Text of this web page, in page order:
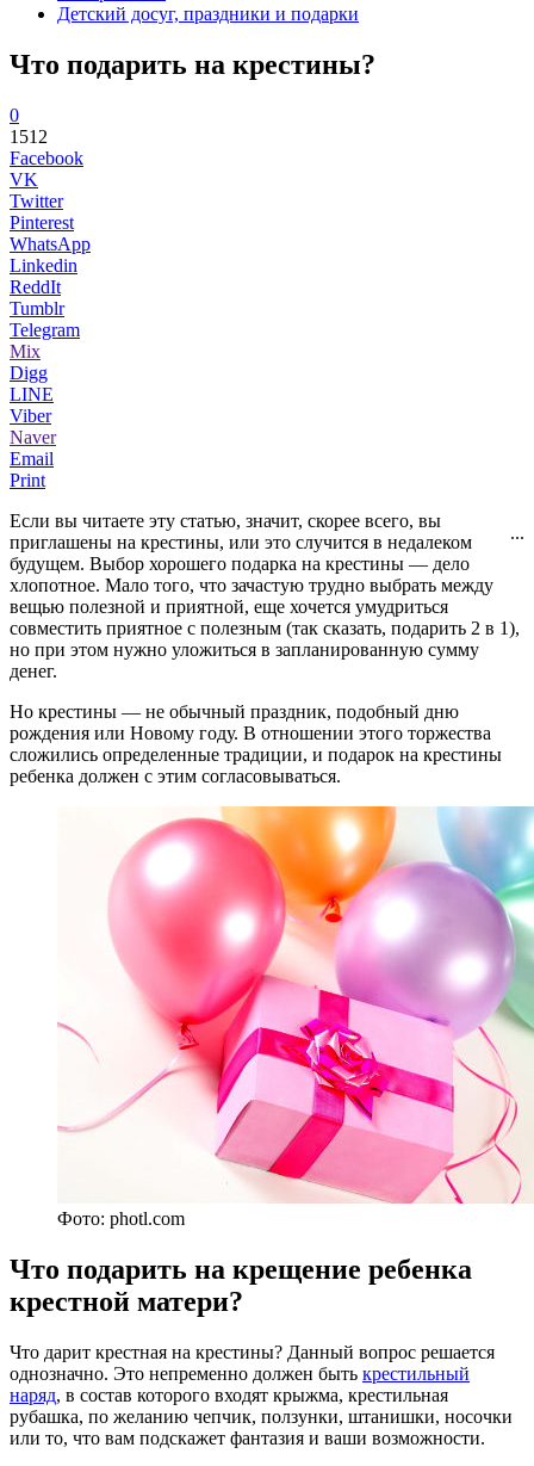
Детский досуг, праздники и подарки
Что подарить на крестины?
0
1512
Facebook
VK
Twitter
Pinterest
WhatsApp
Linkedin
ReddIt
Tumblr
Telegram
Mix
Digg
LINE
Viber
Naver
Email
Print
...
Если вы читаете эту статью, значит, скорее всего, вы
приглашены на крестины, или это случится в недалеком
будущем. Выбор хорошего подарка на крестины — дело
хлопотное. Мало того, что зачастую трудно выбрать между
вещью полезной и приятной, еще хочется умудриться
совместить приятное с полезным (так сказать, подарить 2 в 1),
но при этом нужно уложиться в запланированную сумму
денег.
Но крестины — не обычный праздник, подобный дню
рождения или Новому году. В отношении этого торжества
сложились определенные традиции, и подарок на крестины
ребенка должен с этим согласовываться.
Фото: photl.com
Что подарить на крещение ребенка
крестной матери?
Что дарит крестная на крестины? Данный вопрос решается
однозначно. Это непременно должен быть крестильный
наряд, в состав которого входят крыжма, крестильная
рубашка, по желанию чепчик, ползунки, штанишки, носочки
или то, что вам подскажет фантазия и ваши возможности.